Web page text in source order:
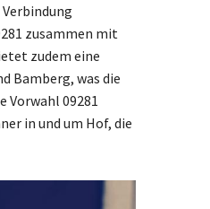
zusammen mit
zudem eine
Bamberg, was die
09281
in und um Hof, die